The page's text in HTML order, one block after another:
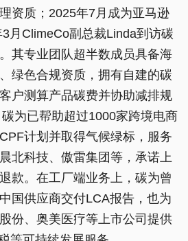
资质；2025年7月成为亚马逊
月ClimeCo副总裁Linda到访碳
其专业团队超半数成员具备海
绿色合规资质，拥有自建的碳
户测算产品碳费并协助减排规
为已帮助超过1000家跨境电商
计划并取得气候绿标，服务
北科技、傲雷集团等，承诺上
款。在工厂端业务上，碳为曾
国供应商交付LCA报告，也为
份、奥美医疗等上市公司提供